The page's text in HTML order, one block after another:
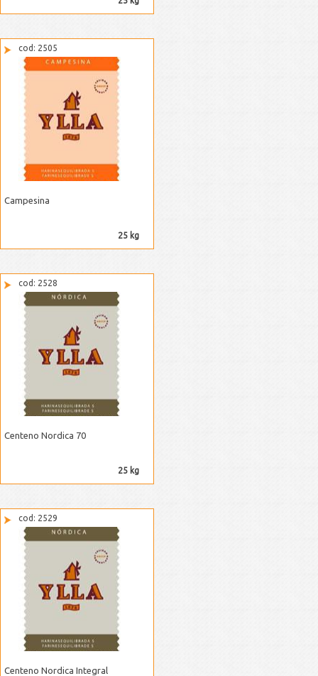
cod: 2505
Campesina
25 kg
cod: 2528
Centeno Nordica 70
25 kg
cod: 2529
Centeno Nordica Integral